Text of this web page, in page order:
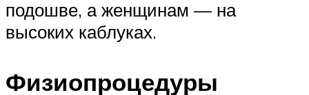
подошве, а женщинам — на
высоких каблуках.
Физиопроцедуры